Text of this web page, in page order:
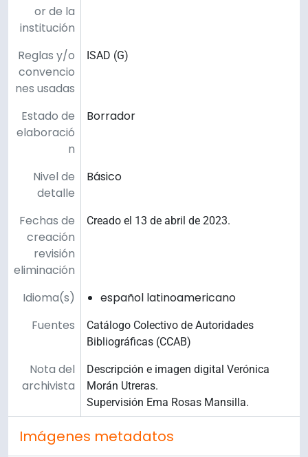
or de la
institución
Reglas y/o
convencio
nes usadas
ISAD (G)
Estado de
elaboració
n
Borrador
Nivel de
detalle
Básico
Fechas de
creación
revisión
eliminación
Creado el 13 de abril de 2023.
Idioma(s)
español latinoamericano
Fuentes
Catálogo Colectivo de Autoridades
Bibliográficas (CCAB)
Nota del
archivista
Descripción e imagen digital Verónica
Morán Utreras.
Supervisión Ema Rosas Mansilla.
Imágenes metadatos